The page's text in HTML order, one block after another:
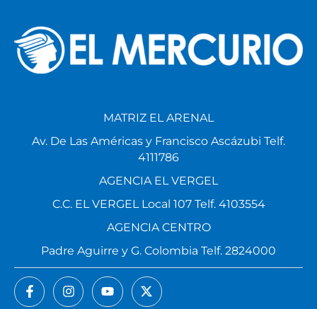
MATRIZ EL ARENAL
Av. De Las Américas y Francisco Ascázubi Telf.
4111786
AGENCIA EL VERGEL
C.C. EL VERGEL Local 107 Telf. 4103554
AGENCIA CENTRO
Padre Aguirre y G. Colombia Telf. 2824000